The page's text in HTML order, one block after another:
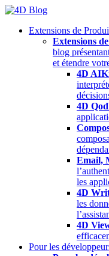
Skip
contentExtensions de
Extensions
blog
et étendre
4D
4D
Email,
les
4D
les
4D
Pour les